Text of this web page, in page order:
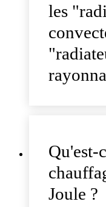
les
Qu'est-
Joule ?